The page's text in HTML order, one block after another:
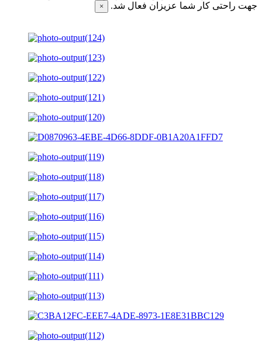
جهت راحتی کار شما عزیزان فعال شد.
×